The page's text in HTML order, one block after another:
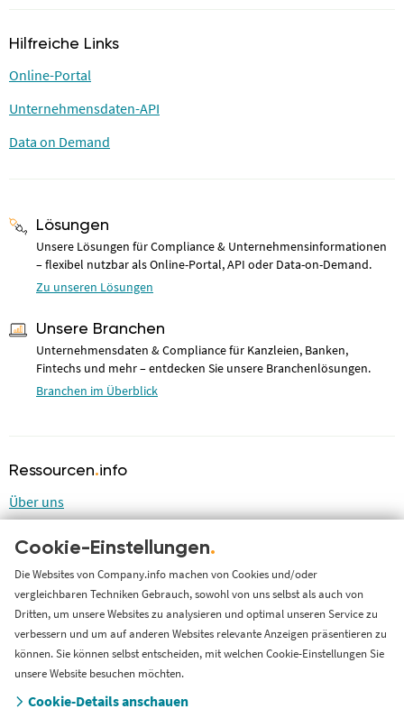
Hilfreiche Links
Online-Portal
Unternehmensdaten-API
Data on Demand
Lösungen
Unsere Lösungen für Compliance & Unternehmensinformationen
– flexibel nutzbar als Online-Portal, API oder Data-on-Demand.
Zu unseren Lösungen
Unsere Branchen
Unternehmensdaten & Compliance für Kanzleien, Banken,
Fintechs und mehr – entdecken Sie unsere Branchenlösungen.
Branchen im Überblick
Ressourcen.info
Über uns
LinkedIn
LinkedIn Newsletter
Cases
Support
Länderversion
Company.info Nederland
Cookie-Einstellungen.
Die Websites von Company.info machen von Cookies und/oder
vergleichbaren Techniken Gebrauch, sowohl von uns selbst als auch von
Dritten, um unsere Websites zu analysieren und optimal unseren Service zu
verbessern und um auf anderen Websites relevante Anzeigen präsentieren zu
können. Sie können selbst entscheiden, mit welchen Cookie-Einstellungen Sie
unsere Website besuchen möchten.
Cookie-Details anschauen